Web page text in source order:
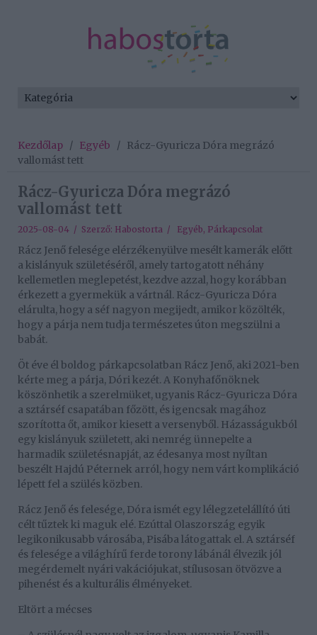
Kezdőlap / Egyéb / Rácz-Gyuricza Dóra megrázó
vallomást tett
Rácz-Gyuricza Dóra megrázó
vallomást tett
2025-08-04 / Szerző: Habostorta / Egyéb, Párkapcsolat
Rácz Jenő felesége elérzékenyülve mesélt kamerák előtt
a kislányuk születéséről, amely tartogatott néhány
kellemetlen meglepetést, kezdve azzal, hogy korábban
érkezett a gyermekük a vártnál. Rácz-Gyuricza Dóra
elárulta, hogy a séf nagyon megijedt, amikor közölték,
hogy a párja nem tudja természetes úton megszülni a
babát.
Öt éve él boldog párkapcsolatban Rácz Jenő, aki 2021-ben
kérte meg a párja, Dóri kezét. A Konyhafőnöknek
köszönhetik a szerelmüket, ugyanis Rácz-Gyuricza Dóra
a sztárséf csapatában főzött, és igencsak magához
szorította őt, amikor kiesett a versenyből. Házasságukból
egy kislányuk született, aki nemrég ünnepelte a
harmadik születésnapját, az édesanya most nyíltan
beszélt Hajdú Péternek arról, hogy nem várt komplikáció
lépett fel a szülés közben.
Rácz Jenő és felesége, Dóra ismét egy lélegzetelállító úti
célt tűztek ki maguk elé. Ezúttal Olaszország egyik
legikonikusabb városába, Pisába látogattak el. A sztárséf
és felesége a világhírű ferde torony lábánál élvezik jól
megérdemelt nyári vakációjukat, stílusosan ötvözve a
pihenést és a kulturális élményeket.
Eltört a mécses